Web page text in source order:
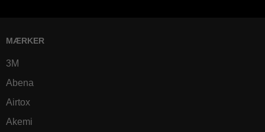
MÆRKER
3M
Abena
Airtox
Akemi